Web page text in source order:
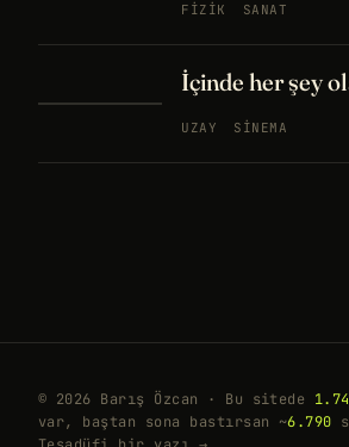
FIZIK SANAT
İçinde her şey
UZAY SINEMA
© 2026 Barış Özcan · Bu sitede
var, baştan sona bastırsan ~6.790